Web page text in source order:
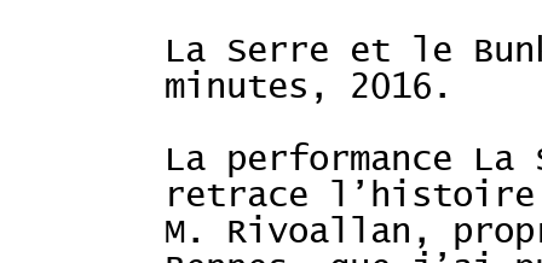
La Serre et le
minutes, 2016.
La performance
retrace l’histoire
M. Rivoallan,